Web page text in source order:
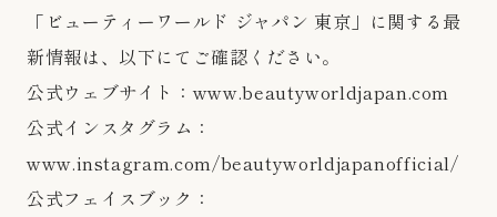
「ビューティーワールド ジャパン 東京」に関する最
新情報は、以下にてご確認ください。
公式ウェブサイト：www.beautyworldjapan.com
公式インスタグラム：
www.instagram.com/beautyworldjapanofficial/
公式フェイスブック：